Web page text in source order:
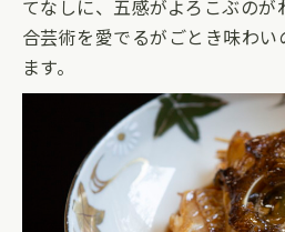
てなしに、五感がよろこぶのが
合芸術を愛でるがごとき味わい
ます。